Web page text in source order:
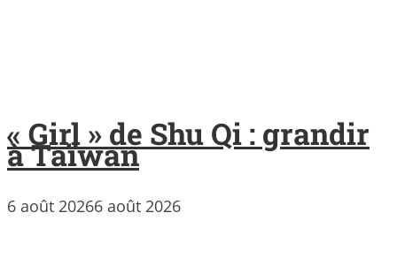
« Girl » de Shu Qi : grandir
à Taïwan
6 août 20266 août 2026